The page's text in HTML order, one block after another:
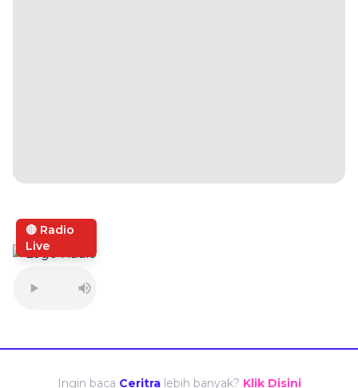
🔴 Radio
Live
Ingin baca Ceritra lebih banyak? Klik Disini